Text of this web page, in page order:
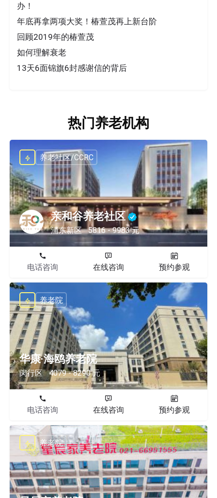
办！
年底再拿两项大奖！椿萱茂再上新台阶
回顾2019年的椿萱茂
如何理解衰老
13天6面锦旗6封感谢信的背后
热门养老机构
亲和谷养老社区
浦东新区 5816 - 9983 元
养老社区/CCRC
电话咨询 在线咨询 预约参观
华康·海鸥养老院
闵行区 4079 - 8290 元
养老院
电话咨询 在线咨询 预约参观
养老院